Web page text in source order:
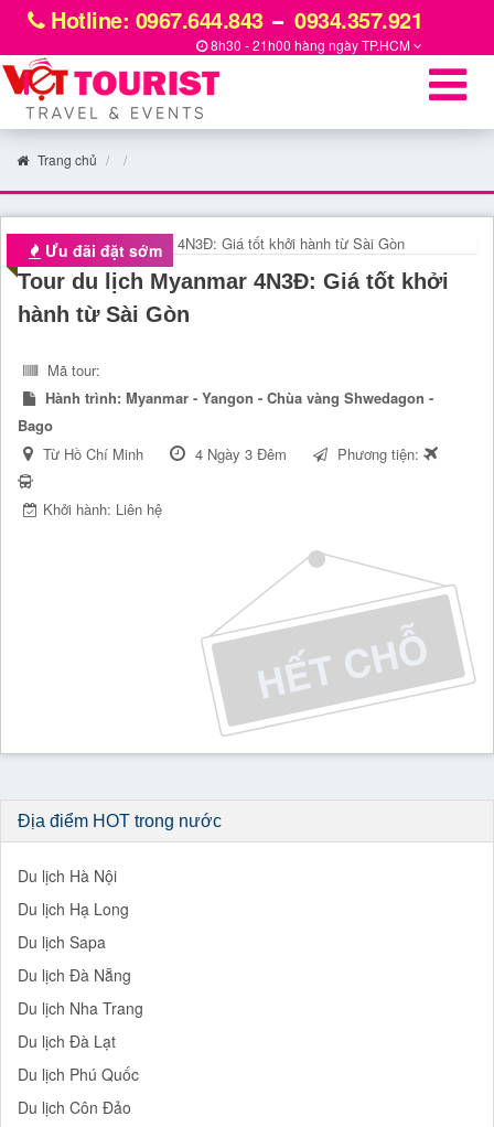
Hotline: 0967.644.843 0934.357.921
8h30 - 21h00 hàng ngàyTP.HCM
Trang chủ
Ưu đãi đặt sớm
Tour du lịch Myanmar 4N3Đ: Giá tốt khởi
hành từ Sài Gòn
Mã tour:
Hành trình: Myanmar - Yangon - Chùa vàng Shwedagon -
Bago
Từ Hồ Chí Minh
4 Ngày 3 Đêm Phương tiện:
Khởi hành: Liên hệ
Địa điểm HOT trong nước
Du lịch Hà Nội
Du lịch Hạ Long
Du lịch Sapa
Du lịch Đà Nẵng
Du lịch Nha Trang
Du lịch Đà Lạt
Du lịch Phú Quốc
Du lịch Côn Đảo